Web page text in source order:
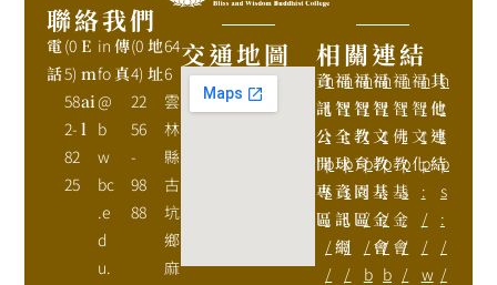
聯絡我們
電
話
(0
5)
58
2-
82
25
E
m
ai
l
in
fo
@
b
w
bc
.e
d
u.
傳
真
(0
4)
22
56
-
98
88
地
址
64
6
雲
林
縣
古
坑
鄉
麻
交通地圖 相關連結
資
訊
公
開
專
區
h
t
t
p
s
:
/
/
福
智
全
球
資
訊
網
h
t
t
p
s
:
/
/
福
智
教
育
園
區
h
t
t
p
:
/
/
b
福
智
文
教
基
金
會
h
t
t
p
:
/
/
b
福
智
佛
教
基
金
會
h
t
t
p
s
:
/
/
福
智
文
化
h
t
t
p
:
/
/
w
其
他
連
結
h
t
t
p
s
:
/
/